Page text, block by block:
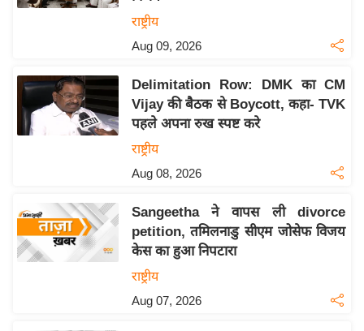
स
उ
द्यो
त
वि
शे
राष्ट्रीय
Aug 09, 2026
Delimitation Row: DMK का CM
Vijay की बैठक से Boycott, कहा- TVK
पहले अपना रुख स्पष्ट करे
राष्ट्रीय
Aug 08, 2026
Sangeetha ने वापस ली divorce
petition, तमिलनाडु सीएम जोसेफ विजय
केस का हुआ निपटारा
राष्ट्रीय
Aug 07, 2026